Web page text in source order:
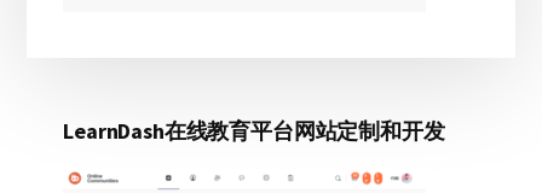
LearnDash在线教育平台网站定制和开发